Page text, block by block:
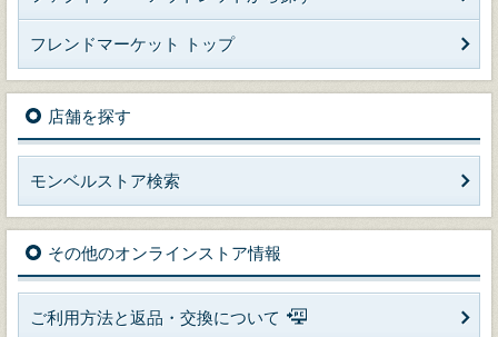
フレンドマーケット トップ
店舗を探す
モンベルストア検索
その他のオンラインストア情報
ご利用方法と返品・交換について